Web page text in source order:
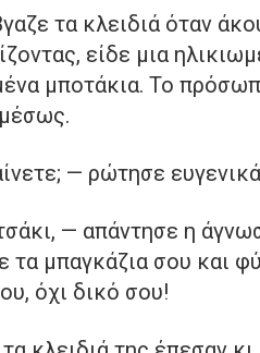
τα κλειδιά όταν
είδε μια
μποτάκια. Το
— ρώτησε
— απάντησε η
μπαγκάζια σου και
όχι δικό σου!